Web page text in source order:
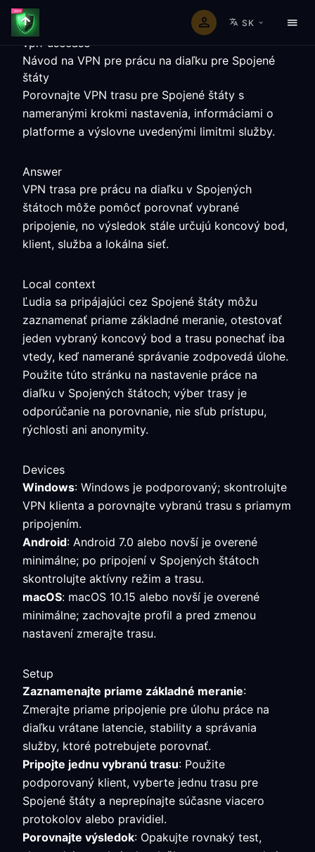
SK
vpn-usecase
Návod na VPN pre prácu na diaľku pre Spojené
štáty
Porovnajte VPN trasu pre Spojené štáty s
nameranými krokmi nastavenia, informáciami o
platforme a výslovne uvedenými limitmi služby.
Answer
VPN trasa pre prácu na diaľku v Spojených
štátoch môže pomôcť porovnať vybrané
pripojenie, no výsledok stále určujú koncový bod,
klient, služba a lokálna sieť.
Local context
Ľudia sa pripájajúci cez Spojené štáty môžu
zaznamenať priame základné meranie, otestovať
jeden vybraný koncový bod a trasu ponechať iba
vtedy, keď namerané správanie zodpovedá úlohe.
Použite túto stránku na nastavenie práce na
diaľku v Spojených štátoch; výber trasy je
odporúčanie na porovnanie, nie sľub prístupu,
rýchlosti ani anonymity.
Devices
Windows: Windows je podporovaný; skontrolujte
VPN klienta a porovnajte vybranú trasu s priamym
pripojením.
Android: Android 7.0 alebo novší je overené
minimálne; po pripojení v Spojených štátoch
skontrolujte aktívny režim a trasu.
macOS: macOS 10.15 alebo novší je overené
minimálne; zachovajte profil a pred zmenou
nastavení zmerajte trasu.
Setup
Zaznamenajte priame základné meranie:
Zmerajte priame pripojenie pre úlohu práce na
diaľku vrátane latencie, stability a správania
služby, ktoré potrebujete porovnať.
Pripojte jednu vybranú trasu: Použite
podporovaný klient, vyberte jednu trasu pre
Spojené štáty a neprepínajte súčasne viacero
protokolov alebo pravidiel.
Porovnajte výsledok: Opakujte rovnaký test,